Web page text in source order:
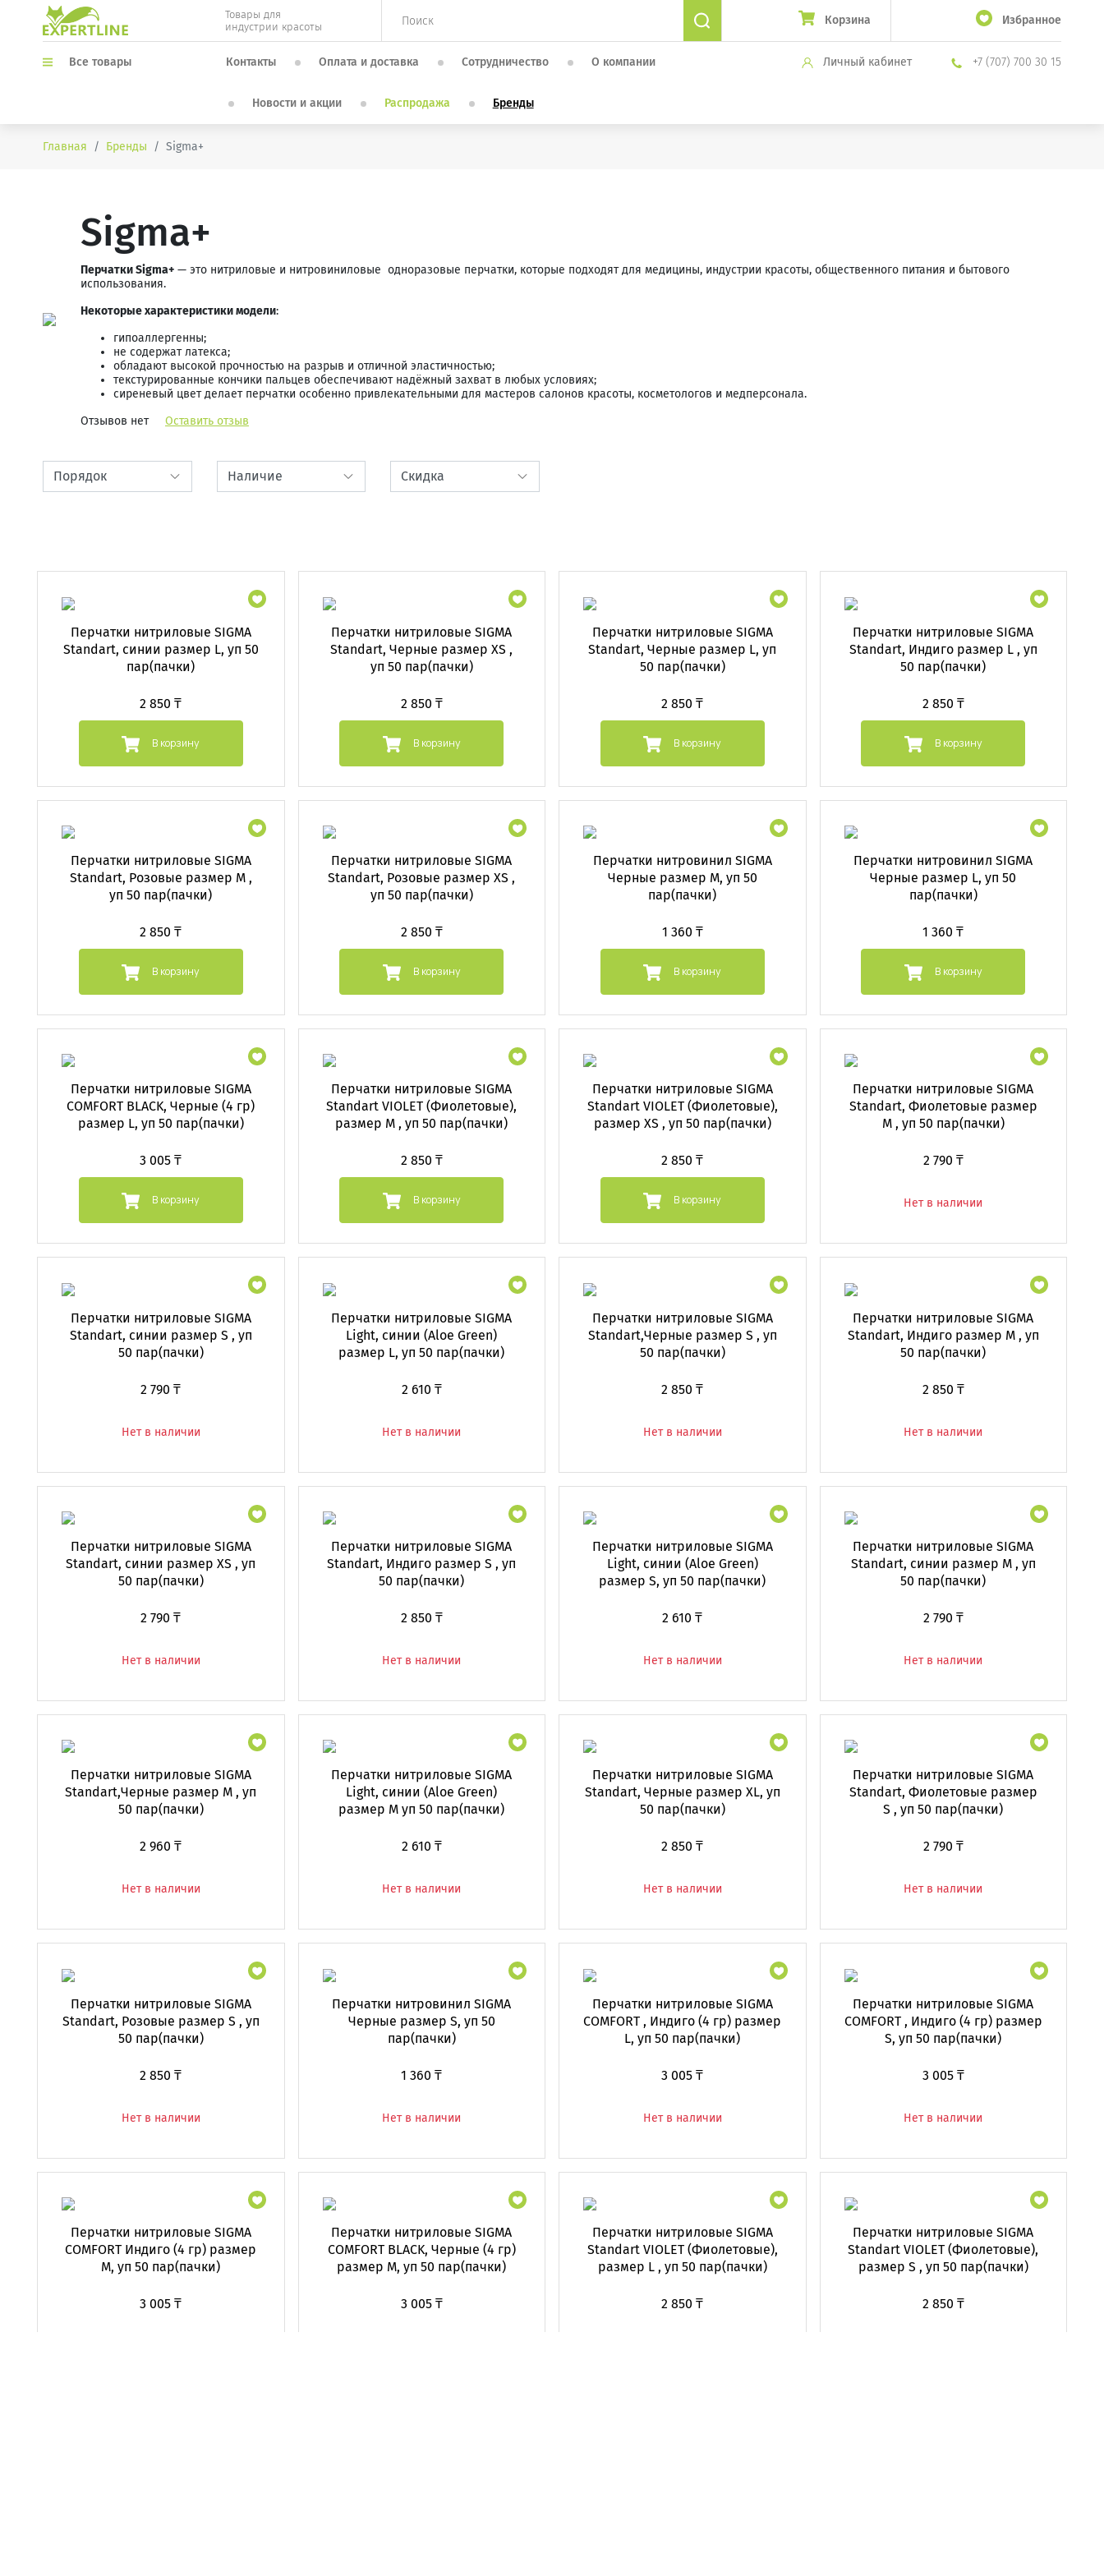
Товары для
индустрии красоты
Корзина Избранное
Все товары Контакты Оплата и доставка Сотрудничество О компании
Новости и акции Распродажа Бренды
Личный кабинет +7 (707) 700 30 15
Главная Бренды Sigma+
Sigma+
Перчатки Sigma+ — это нитриловые и нитровиниловые одноразовые перчатки, которые подходят для медицины, индустрии красоты, общественного питания и бытового
использования.
Некоторые характеристики модели:
гипоаллергенны;
не содержат латекса;
обладают высокой прочностью на разрыв и отличной эластичностью;
текстурированные кончики пальцев обеспечивают надёжный захват в любых условиях;
сиреневый цвет делает перчатки особенно привлекательными для мастеров салонов красоты, косметологов и медперсонала.
Отзывов нет
Оставить отзыв
Перчатки нитриловые SIGMA
Standart, синии размер L, уп 50
пар(пачки)
2 850 ₸
В корзину
Перчатки нитриловые SIGMA
Standart, Черные размер XS ,
уп 50 пар(пачки)
2 850 ₸
В корзину
Перчатки нитриловые SIGMA
Standart, Черные размер L, уп
50 пар(пачки)
2 850 ₸
В корзину
Перчатки нитриловые SIGMA
Standart, Индиго размер L , уп
50 пар(пачки)
2 850 ₸
В корзину
Перчатки нитриловые SIGMA
Standart, Розовые размер M ,
уп 50 пар(пачки)
2 850 ₸
В корзину
Перчатки нитриловые SIGMA
Standart, Розовые размер XS ,
уп 50 пар(пачки)
2 850 ₸
В корзину
Перчатки нитровинил SIGMA
Черные размер M, уп 50
пар(пачки)
1 360 ₸
В корзину
Перчатки нитровинил SIGMA
Черные размер L, уп 50
пар(пачки)
1 360 ₸
В корзину
Перчатки нитриловые SIGMA
COMFORT BLACK, Черные (4 гр)
размер L, уп 50 пар(пачки)
3 005 ₸
В корзину
Перчатки нитриловые SIGMA
Standart VIOLET (Фиолетовые),
размер М , уп 50 пар(пачки)
2 850 ₸
В корзину
Перчатки нитриловые SIGMA
Standart VIOLET (Фиолетовые),
размер XS , уп 50 пар(пачки)
2 850 ₸
В корзину
Перчатки нитриловые SIGMA
Standart, Фиолетовые размер
M , уп 50 пар(пачки)
2 790 ₸
Нет в наличии
Перчатки нитриловые SIGMA
Standart, синии размер S , уп
50 пар(пачки)
2 790 ₸
Нет в наличии
Перчатки нитриловые SIGMA
Light, синии (Aloe Green)
размер L, уп 50 пар(пачки)
2 610 ₸
Нет в наличии
Перчатки нитриловые SIGMA
Standart,Черные размер S , уп
50 пар(пачки)
2 850 ₸
Нет в наличии
Перчатки нитриловые SIGMA
Standart, Индиго размер M , уп
50 пар(пачки)
2 850 ₸
Нет в наличии
Перчатки нитриловые SIGMA
Standart, синии размер XS , уп
50 пар(пачки)
2 790 ₸
Нет в наличии
Перчатки нитриловые SIGMA
Standart, Индиго размер S , уп
50 пар(пачки)
2 850 ₸
Нет в наличии
Перчатки нитриловые SIGMA
Light, синии (Aloe Green)
размер S, уп 50 пар(пачки)
2 610 ₸
Нет в наличии
Перчатки нитриловые SIGMA
Standart, синии размер M , уп
50 пар(пачки)
2 790 ₸
Нет в наличии
Перчатки нитриловые SIGMA
Standart,Черные размер M , уп
50 пар(пачки)
2 960 ₸
Нет в наличии
Перчатки нитриловые SIGMA
Light, синии (Aloe Green)
размер M уп 50 пар(пачки)
2 610 ₸
Нет в наличии
Перчатки нитриловые SIGMA
Standart, Черные размер XL, уп
50 пар(пачки)
2 850 ₸
Нет в наличии
Перчатки нитриловые SIGMA
Standart, Фиолетовые размер
S , уп 50 пар(пачки)
2 790 ₸
Нет в наличии
Перчатки нитриловые SIGMA
Standart, Розовые размер S , уп
50 пар(пачки)
2 850 ₸
Нет в наличии
Перчатки нитровинил SIGMA
Черные размер S, уп 50
пар(пачки)
1 360 ₸
Нет в наличии
Перчатки нитриловые SIGMA
COMFORT , Индиго (4 гр) размер
L, уп 50 пар(пачки)
3 005 ₸
Нет в наличии
Перчатки нитриловые SIGMA
COMFORT , Индиго (4 гр) размер
S, уп 50 пар(пачки)
3 005 ₸
Нет в наличии
Перчатки нитриловые SIGMA
COMFORT Индиго (4 гр) размер
M, уп 50 пар(пачки)
3 005 ₸
Перчатки нитриловые SIGMA
COMFORT BLACK, Черные (4 гр)
размер М, уп 50 пар(пачки)
3 005 ₸
Перчатки нитриловые SIGMA
Standart VIOLET (Фиолетовые),
размер L , уп 50 пар(пачки)
2 850 ₸
Перчатки нитриловые SIGMA
Standart VIOLET (Фиолетовые),
размер S , уп 50 пар(пачки)
2 850 ₸